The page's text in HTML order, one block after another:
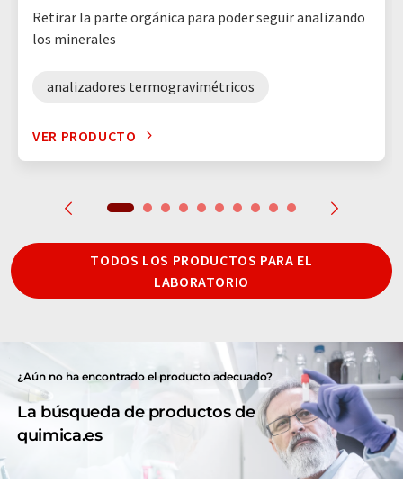
Retirar la parte orgánica para poder seguir analizando
los minerales
analizadores termogravimétricos
VER PRODUCTO
TODOS LOS PRODUCTOS PARA EL
LABORATORIO
¿Aún no ha encontrado el producto adecuado?
La búsqueda de productos de
quimica.es